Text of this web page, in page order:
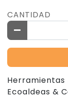
CANTIDAD
Ecoaldeas &